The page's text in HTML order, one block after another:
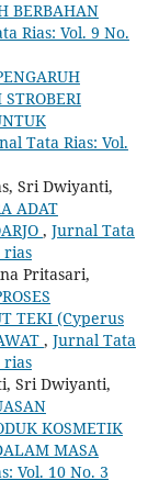
BERBAHAN
Rias: Vol. 9 No.
Tata Rias: Vol.
Sri Dwiyanti,
ADAT
, Jurnal Tata
rias
Pritasari,
TEKI (Cyperus
, Jurnal Tata
rias
Sri Dwiyanti,
KOSMETIK
MASA
Vol. 10 No. 3